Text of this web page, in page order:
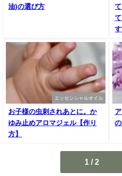
油)の選び方
エッセンシャルオイル
お子様の虫刺されあとに。か
ゆみ止めアロマジェル【作り
方】
1 / 2